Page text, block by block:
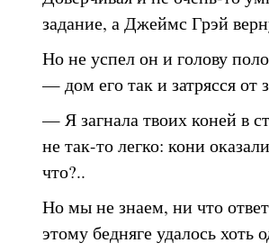
задание, а Джеймс Грэй
Но не успел он и голову
— дом его так и затрясся от
— Я загнала твоих коней в
не так-то легко: кони
что?..
Но мы не знаем, ни что
этому бедняге удалось хоть